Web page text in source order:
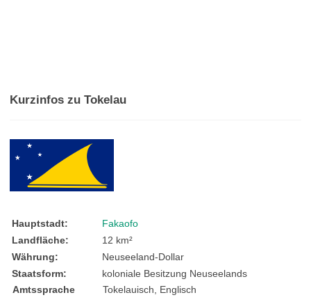
Kurzinfos zu Tokelau
Hauptstadt:
Fakaofo
Landfläche:
12 km²
Währung:
Neuseeland-Dollar
Staatsform:
koloniale Besitzung Neuseelands
Amtssprache
Tokelauisch, Englisch